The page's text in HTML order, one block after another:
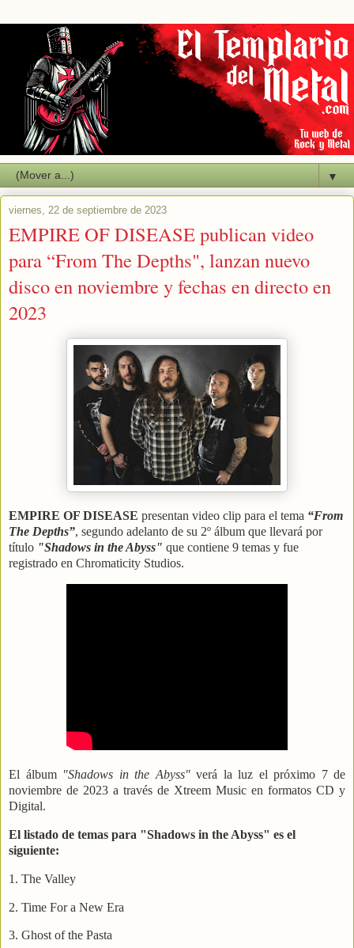
▼
viernes, 22 de septiembre de 2023
EMPIRE OF DISEASE publican video
para “From The Depths", lanzan nuevo
disco en noviembre y fechas en directo en
2023
EMPIRE OF DISEASE presentan video clip para el tema “From
The Depths”, segundo adelanto de su 2º álbum que llevará por
título "Shadows in the Abyss" que contiene 9 temas y fue
registrado en Chromaticity Studios.
El álbum"Shadows in the Abyss"verá la luz el próximo 7 de
noviembre de 2023 a través de Xtreem Music en formatos CD y
Digital.
El listado de temas para "Shadows in the Abyss" es el
siguiente:
1. The Valley
2. Time For a New Era
3. Ghost of the Pasta